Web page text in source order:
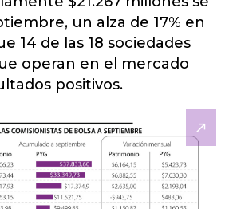
un alza de 17% en
14 de las 18 sociedades
operan en el mercado
positivos.